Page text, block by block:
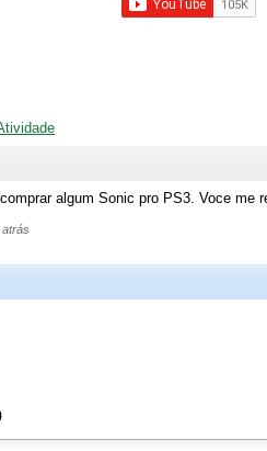
algum Sonic pro PS3. Voce me